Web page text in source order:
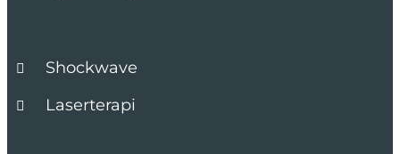
Shockwave
Laserterapi